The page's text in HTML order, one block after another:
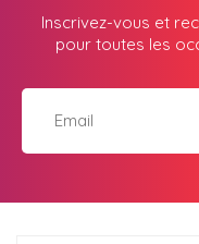
Inscrivez-vous et
pour toutes les